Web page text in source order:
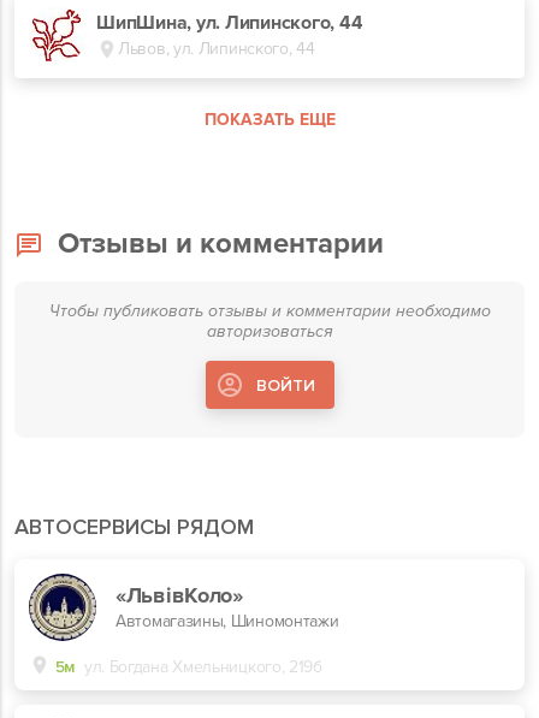
ШипШина, ул. Липинского, 44
Львов, ул. Липинского, 44
ПОКАЗАТЬ ЕЩЕ
АВТОСЕРВИСЫ РЯДОМ
«ЛьвівКоло»
Автомагазины, Шиномонтажи
5м ул. Богдана Хмельницкого, 219б
Отзывы и комментарии
Чтобы публиковать отзывы и комментарии необходимо
авторизоваться
ВОЙТИ